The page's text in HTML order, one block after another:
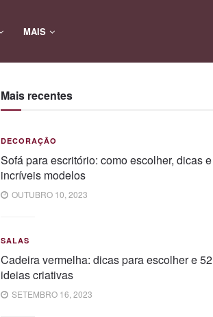
MAIS
Mais recentes
DECORAÇÃO
Sofá para escritório: como escolher, dicas e
incríveis modelos
OUTUBRO 10, 2023
SALAS
Cadeira vermelha: dicas para escolher e 52
ideias criativas
SETEMBRO 16, 2023